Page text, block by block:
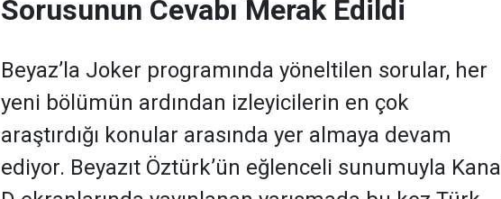
Sorusunun Cevabı Merak Edildi
Beyaz’la Joker programında yöneltilen sorular, her
yeni bölümün ardından izleyicilerin en çok
araştırdığı konular arasında yer almaya devam
ediyor. Beyazıt Öztürk’ün eğlenceli sunumuyla Kanal